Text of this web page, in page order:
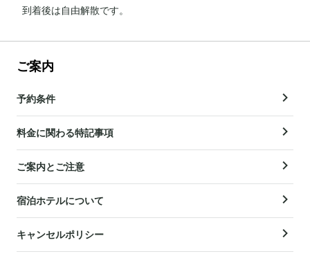
到着後は自由解散です。
ご案内
予約条件
料金に関わる特記事項
ご案内とご注意
宿泊ホテルについて
キャンセルポリシー